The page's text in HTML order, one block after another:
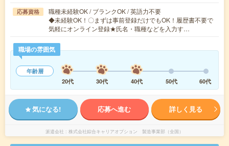
応募資格
職種未経験OK / ブランクOK / 英語力不要
◆未経験OK！〇まずは事前登録だけでもOK！履歴書不要で
気軽にオンライン登録★氏名・職種などを入力す…
職場の雰囲気
年齢層
20代
30代 40代 50代 60代
気になる! 応募へ進む 詳しく見る
派遣会社 株式会社綜合キャリアオプション 製造事業部（全国）